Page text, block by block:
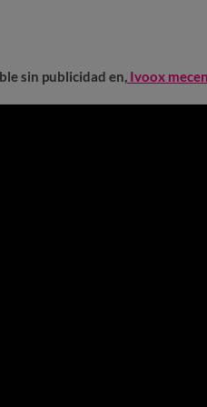
sin publicidad en, Ivoox